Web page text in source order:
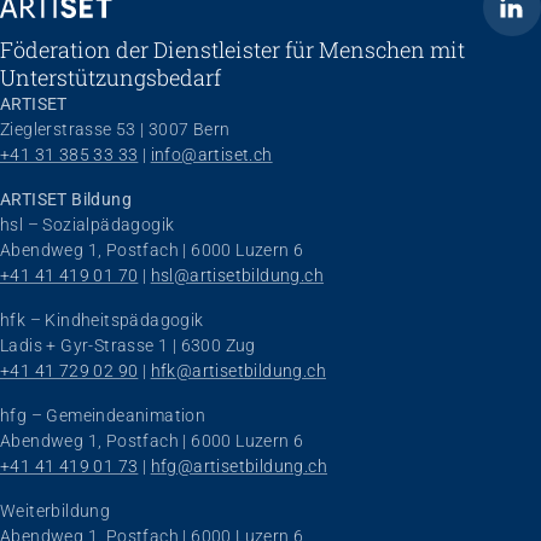
ARTISET
Föderation der Dienstleister für Menschen mit
Unterstützungsbedarf
ARTISET
Zieglerstrasse 53 | 3007 Bern
+41 31 385 33 33 | info@artiset.ch
ARTISET Bildung
hsl – Sozialpädagogik
Abendweg 1, Postfach | 6000 Luzern 6
+41 41 419 01 70 | hsl@artisetbildung.ch
hfk – Kindheitspädagogik
Ladis + Gyr-Strasse 1 | 6300 Zug
+41 41 729 02 90 | hfk@artisetbildung.ch
hfg – Gemeindeanimation
Abendweg 1, Postfach | 6000 Luzern 6
+41 41 419 01 73 | hfg@artisetbildung.ch
Weiterbildung
Abendweg 1, Postfach | 6000 Luzern 6